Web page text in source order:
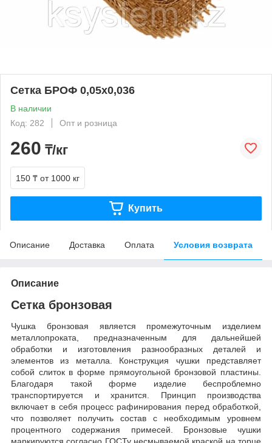
Сетка БРОФ 0,05x0,036
В наличии
Код: 282
Опт и розница
260 ₸/кг
150 ₸ от 1000 кг
Купить
Описание Доставка Оплата Условия возврата
Описание
Сетка бронзовая
Чушка бронзовая является промежуточным изделием
металлопроката, предназначенным для дальнейшей
обработки и изготовления разнообразных деталей и
элементов из металла. Конструкция чушки представляет
собой слиток в форме прямоугольной бронзовой пластины.
Благодаря такой форме изделие беспроблемно
транспортируется и хранится. Принцип производства
включает в себя процесс рафинирования перед обработкой,
что позволяет получить состав с необходимым уровнем
процентного содержания примесей. Бронзовые чушки